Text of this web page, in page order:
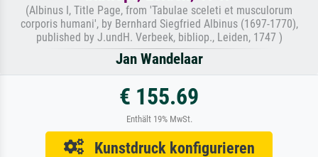
(Albinus I, Title Page, from 'Tabulae sceleti et musculorum
corporis humani', by Bernhard Siegfried Albinus (1697-1770),
published by J.undH. Verbeek, bibliop., Leiden, 1747 )
Jan Wandelaar
€ 155.69
Enthält 19% MwSt.
Kunstdruck konfigurieren